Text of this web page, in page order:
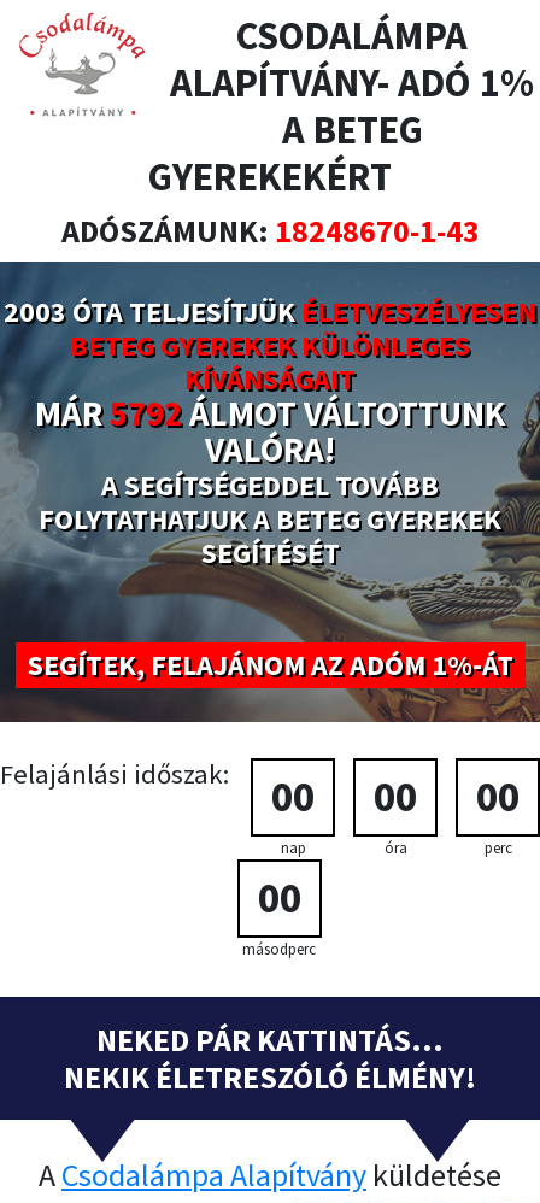
CSODALÁMPA
ALAPÍTVÁNY- ADÓ 1%
A BETEG
GYEREKEKÉRT
ADÓSZÁMUNK: 18248670-1-43
2003 ÓTA TELJESÍTJÜKÉLETVESZÉLYESEN
BETEG GYEREKEK KÜLÖNLEGES
KÍVÁNSÁGAIT
MÁR5792ÁLMOT VÁLTOTTUNK
VALÓRA!
A SEGÍTSÉGEDDEL TOVÁBB
FOLYTATHATJUK A BETEG GYEREKEK
SEGÍTÉSÉT
SEGÍTEK, FELAJÁNOM AZ ADÓM 1%-ÁT
Felajánlási időszak: 00
nap
00
óra
00
perc
00
másodperc
NEKED PÁR KATTINTÁS...
NEKIK ÉLETRESZÓLÓ ÉLMÉNY!
ACsodalámpa Alapítvány küldetése